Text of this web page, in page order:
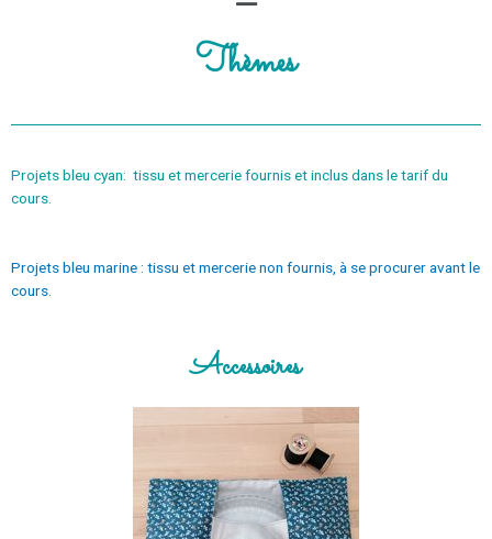
Thèmes
Projets bleu cyan: tissu et mercerie fournis et inclus dans le tarif du
cours.
Projets bleu marine : tissu et mercerie non fournis, à se procurer avant le
cours.
Accessoires